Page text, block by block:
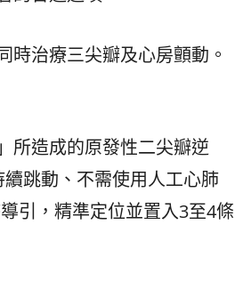
治療三尖瓣及心房顫動。
所造成的原發性二尖瓣逆
跳動、不需使用人工心肺
引，精準定位並置入3至4條